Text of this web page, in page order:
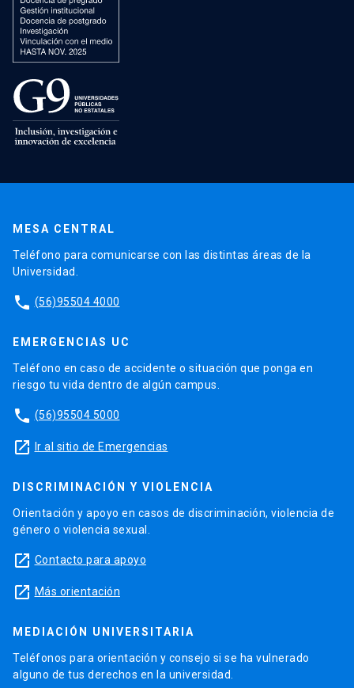
MESA CENTRAL
Teléfono para comunicarse con las distintas áreas de la
Universidad.
phone (56)95504 4000
EMERGENCIAS UC
Teléfono en caso de accidente o situación que ponga en
riesgo tu vida dentro de algún campus.
phone (56)95504 5000
launch Ir al sitio de Emergencias
DISCRIMINACIÓN Y VIOLENCIA
Orientación y apoyo en casos de discriminación, violencia de
género o violencia sexual.
launch Contacto para apoyo
launch Más orientación
MEDIACIÓN UNIVERSITARIA
Teléfonos para orientación y consejo si se ha vulnerado
alguno de tus derechos en la universidad.